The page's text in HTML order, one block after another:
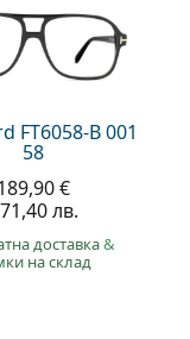
FT6058-B 001
58
€
лв.
доставка&
на склад